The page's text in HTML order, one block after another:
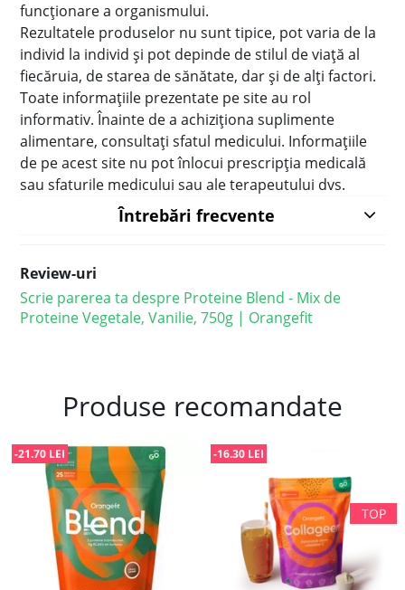
funcţionare a organismului.
Rezultatele produselor nu sunt tipice, pot varia de la
individ la individ şi pot depinde de stilul de viaţă al
fiecăruia, de starea de sănătate, dar şi de alţi factori.
Toate informaţiile prezentate pe site au rol
informativ. Înainte de a achiziţiona suplimente
alimentare, consultaţi sfatul medicului. Informațiile
de pe acest site nu pot înlocui prescripţia medicală
sau sfaturile medicului sau ale terapeutului dvs.
Întrebări frecvente
Review-uri
Scrie parerea ta despre Proteine Blend - Mix de
Proteine Vegetale, Vanilie, 750g | Orangefit
Produse recomandate
-21.70 LEI -16.30 LEI